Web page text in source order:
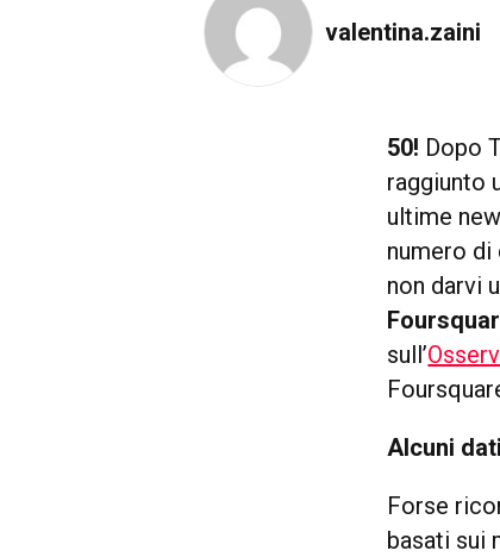
valentina.zaini
50! Dopo
raggiunto
ultime
numero
non darvi
sull’
Alcuni
Forse
basati sui